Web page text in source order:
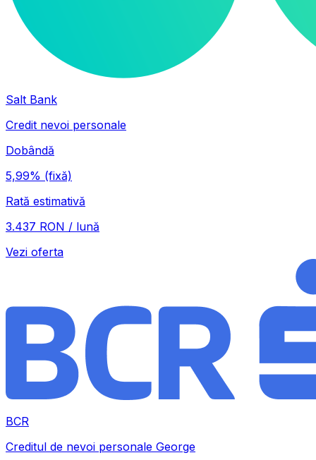
Salt Bank
Credit nevoi personale
Dobândă
5,99% (fixă)
Rată estimativă
3.437 RON / lună
Vezi oferta
BCR
Creditul de nevoi personale George